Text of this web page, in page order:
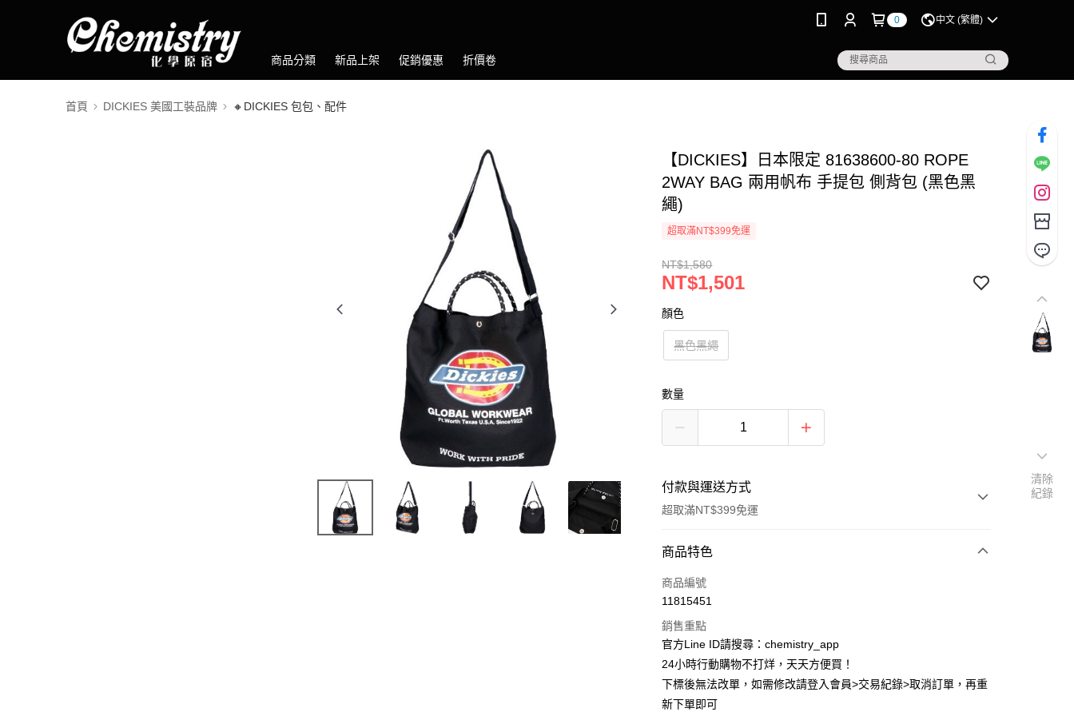
0 中文 (繁體)
商品分類 新品上架 促銷優惠 折價卷
首頁 DICKIES 美國工裝品牌 🔸DICKIES 包包、配件
【DICKIES】日本限定 81638600-80 ROPE
2WAY BAG 兩用帆布 手提包 側背包 (黑色黑
繩)
超取滿NT$399免運
NT$1,580
NT$1,501
顏色
黑色黑繩
數量
付款與運送方式
超取滿NT$399免運
付款方式
信用卡一次付款
LINE Pay
Apple Pay
街口支付
商品特色
商品編號
11815451
銷售重點
官方Line ID請搜尋：chemistry_app
24小時行動購物不打烊，天天方便買！
下標後無法改單，如需修改請登入會員>交易紀錄>取消訂單，再重
新下單即可
清除
紀錄